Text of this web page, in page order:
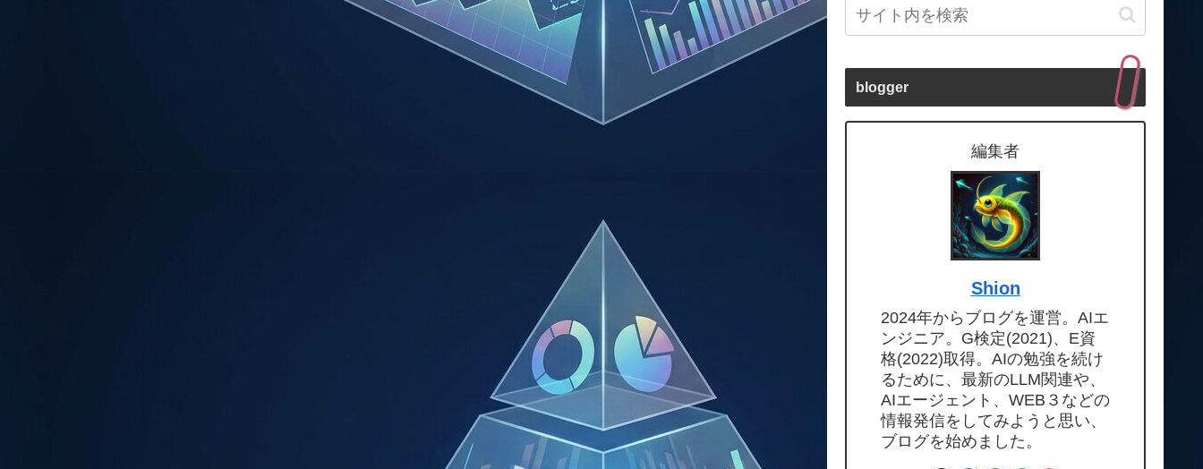
blogger
編集者
Shion
2024年からブログを運営。AIエ
ンジニア。G検定(2021)、E資
格(2022)取得。AIの勉強を続け
るために、最新のLLM関連や、
AIエージェント、WEB３などの
情報発信をしてみようと思い、
ブログを始めました。